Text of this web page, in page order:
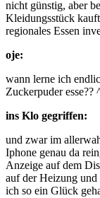
nicht günstig, aber
Kleidungsstück
regionales Essen
oje:
wann lerne ich
Zuckerpuder esse??
ins Klo gegriffen:
und zwar im
Iphone genau da
Anzeige auf dem
auf der Heizung
ich so ein Glück